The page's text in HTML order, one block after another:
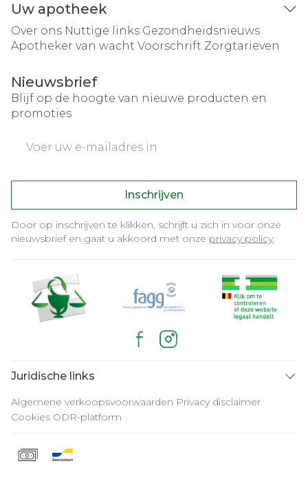
Uw apotheek
Over ons Nuttige links Gezondheidsnieuws
Apotheker van wacht Voorschrift Zorgtarieven
Nieuwsbrief
Blijf op de hoogte van nieuwe producten en
promoties
Inschrijven
Door op inschrijven te klikken, schrijft u zich in voor onze
nieuwsbrief en gaat u akkoord met onze privacy policy.
Juridische links
Algemene verkoopsvoorwaarden Privacy disclaimer
Cookies ODR-platform